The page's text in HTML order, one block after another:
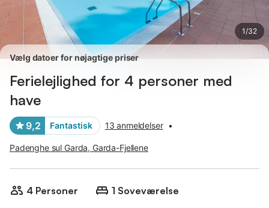
1/32
Vælg datoer for nøjagtige priser
Ferielejlighed for 4 personer med
have
9,2 Fantastisk 13 anmeldelser •
Padenghe sul Garda, Garda-Fjellene
4 Personer
1 Soveværelse